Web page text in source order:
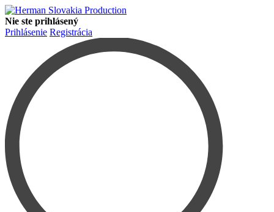
Nie ste prihlásený
Prihlásenie Registrácia